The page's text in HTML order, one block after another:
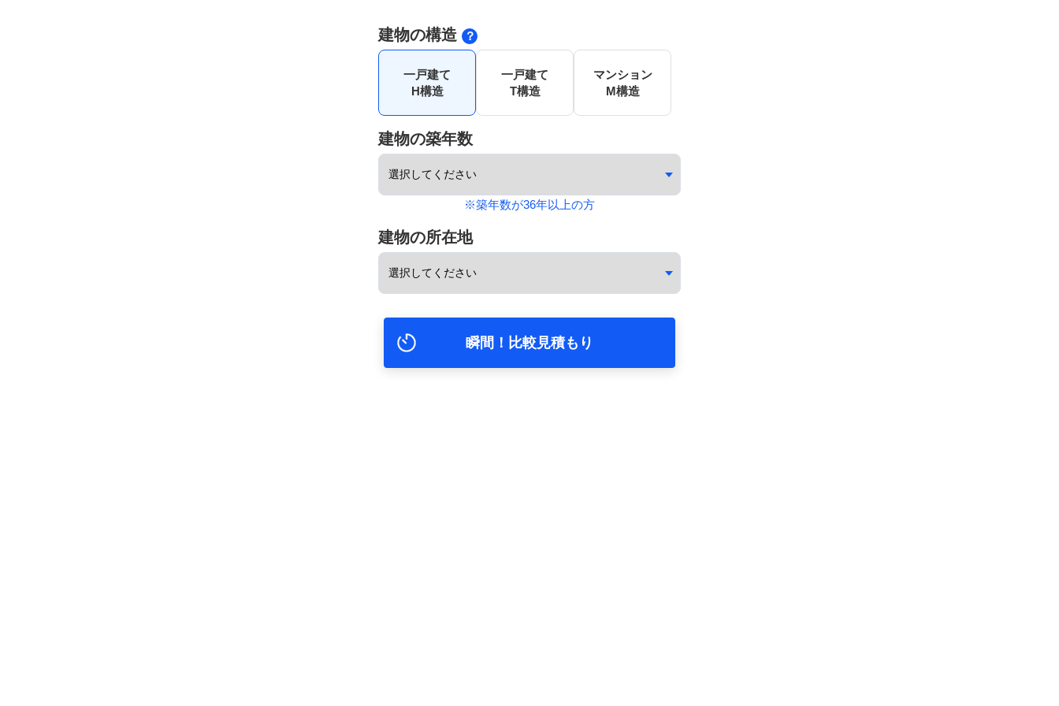
建物の構造
一戸建て
H構造
一戸建て
T構造
マンション
M構造
建物の築年数
※築年数が36年以上の方
建物の所在地
瞬間！比較見積もり